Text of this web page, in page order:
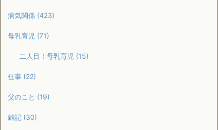
病気関係 (423)
母乳育児 (71)
二人目！母乳育児 (15)
仕事 (22)
父のこと (19)
雑記 (30)